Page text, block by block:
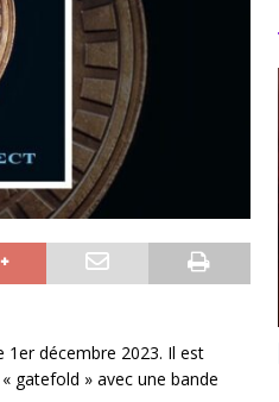
1er décembre 2023. Il est
gatefold » avec une bande